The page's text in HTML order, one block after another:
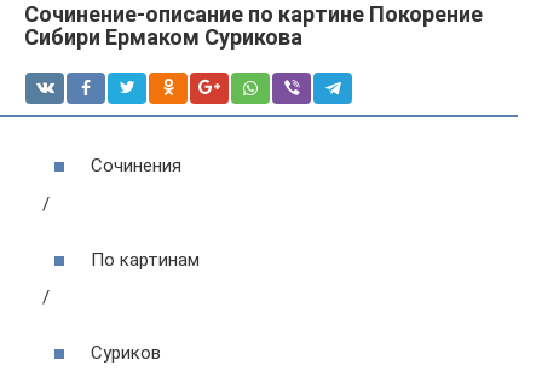
Сочинение-описание по картине Покорение
Сибири Ермаком Сурикова
Сочинения
/
По картинам
/
Суриков